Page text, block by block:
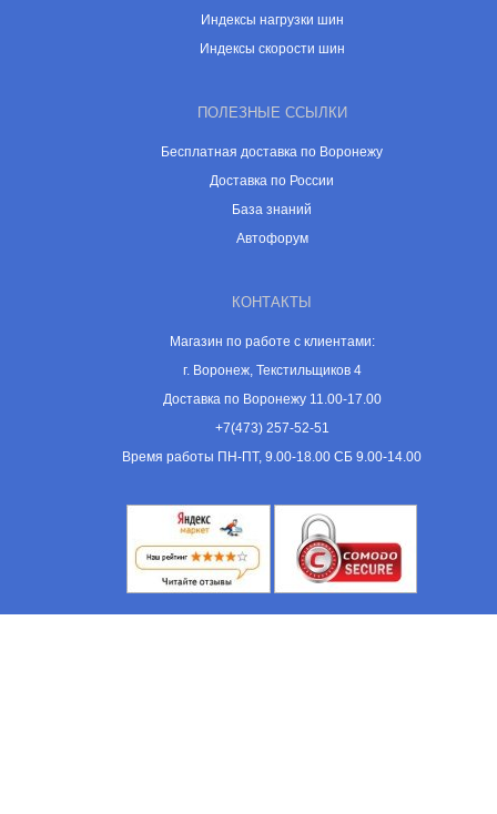
Индексы нагрузки шин
Индексы скорости шин
ПОЛЕЗНЫЕ ССЫЛКИ
Бесплатная доставка по Воронежу
Доставка по России
База знаний
Автофорум
КОНТАКТЫ
Магазин по работе с клиентами:
г. Воронеж, Текстильщиков 4
Доставка по Воронежу 11.00-17.00
+7(473) 257-52-51
Время работы ПН-ПТ, 9.00-18.00 СБ 9.00-14.00